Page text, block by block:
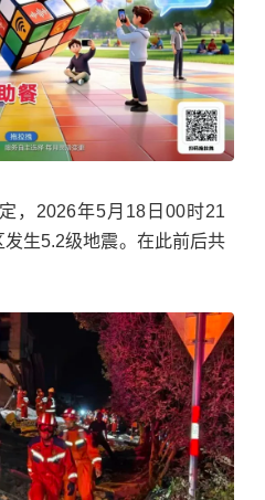
，2026年5月18日00时21
生5.2级地震。在此前后共